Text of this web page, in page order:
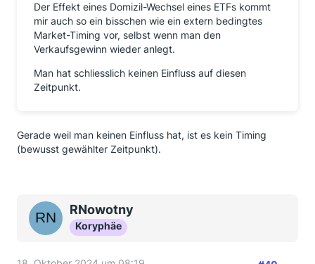
Der Effekt eines Domizil-Wechsel eines ETFs kommt
mir auch so ein bisschen wie ein extern bedingtes
Market-Timing vor, selbst wenn man den
Verkaufsgewinn wieder anlegt.
Man hat schliesslich keinen Einfluss auf diesen
Zeitpunkt.
Gerade weil man keinen Einfluss hat, ist es kein Timing
(bewusst gewählter Zeitpunkt).
RNowotny
Koryphäe